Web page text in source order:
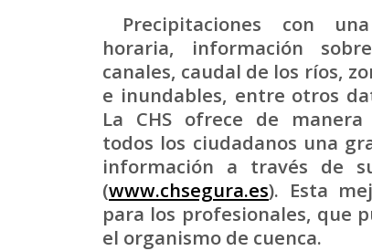
Precipitaciones con
horaria, información
canales, caudal de los ríos,
e inundables, entre otros
La CHS ofrece de
todos los ciudadanos una
información a través de
(www.chsegura.es). Esta
para los profesionales, que
el organismo de cuenca.